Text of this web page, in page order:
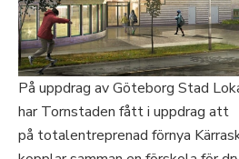
På uppdrag av Göteborg Stad
har Tornstaden fått i uppdrag att
på totalentreprenad förnya